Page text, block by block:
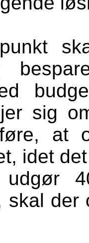
sig
at
idet
udgør
skal der